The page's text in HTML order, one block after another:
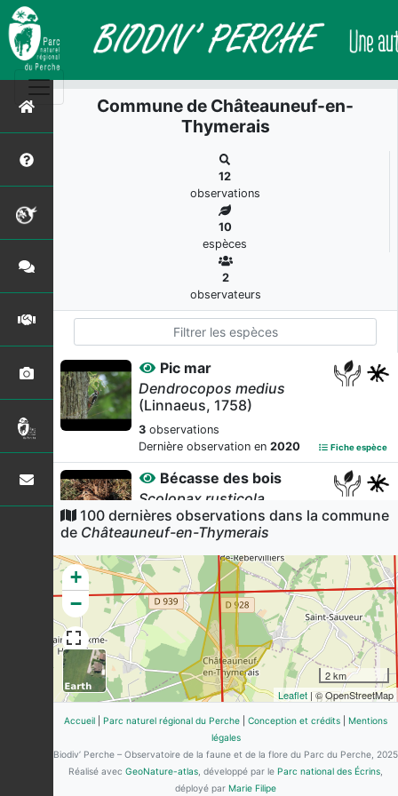
Commune de Châteauneuf-en-
Thymerais
12
observations
10
espèces
2
observateurs
Pic mar
Dendrocopos medius
(Linnaeus, 1758)
3 observations
Dernière observation en 2020 Fiche espèce
Bécasse des bois
Scolopax rusticola
Linnaeus, 1758
1 observation
Dernière observation en2020 Fiche espèce
Pic vert
Picus viridisLinnaeus, 1758
1observation
Dernière observation en2020 Fiche espèce
Pic noir
Dryocopus martius
(Linnaeus, 1758)
Dernière observation en2020 Fiche espèce
Pic épeichette
100 dernières observations dans la commune
de Châteauneuf-en-Thymerais
+
−
2 km
Leaflet | © OpenStreetMap
Accueil Parc naturel régional du Perche Conception et crédits
Mentions
légales
Biodiv’ Perche – Observatoire de la faune et de la flore du Parc du Perche, 2025
Réalisé avec GeoNature-atlas , développé par le Parc national des Écrins
déployé par Marie Filipe